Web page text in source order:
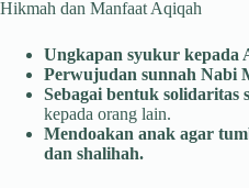
Hikmah dan Manfaat Aqiqah
Ungkapan syukur kepada
Perwujudan sunnah Nabi
Sebagai bentuk solidaritas
kepada orang lain.
Mendoakan anak agar
dan shalihah.